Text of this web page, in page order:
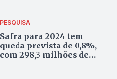
PESQUISA
Safra para 2024 tem
queda prevista de 0,8%,
com 298,3 milhões de